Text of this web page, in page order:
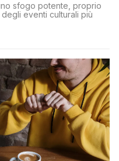
sfogo potente, proprio
eventi culturali più